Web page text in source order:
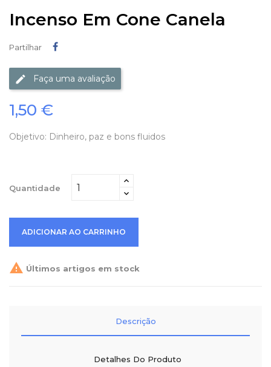
Incenso Em Cone Canela
Partilhar
Faça uma avaliação
1,50 €
Objetivo: Dinheiro, paz e bons fluidos
Quantidade
ADICIONAR AO CARRINHO
 Últimos artigos em stock
Descrição
Detalhes Do Produto